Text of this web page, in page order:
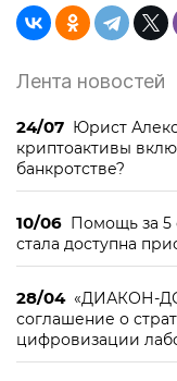
Лента новостей
24/07 Юрист
криптоактивы
банкротстве?
10/06 Помощь за 5
стала доступна
28/04 «ДИАКОН-
соглашение о
цифровизации